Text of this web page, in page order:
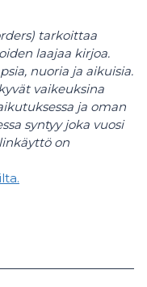
tarkoittaa
laajaa kirjoa.
nuoria ja aikuisia.
vaikeuksina
ja oman
syntyy joka vuosi
on